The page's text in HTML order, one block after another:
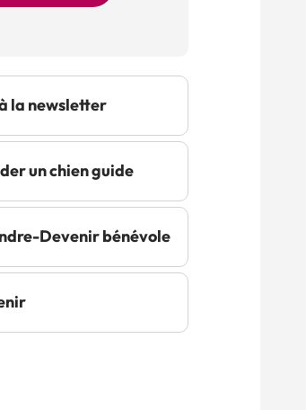
la newsletter
un chien guide
Devenir bénévole